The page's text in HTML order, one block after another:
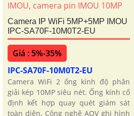
Camera IP WiFi 5MP+5MP IMOU
IPC-SA70F-10M0T2-EU
Giá : 5%-35%
IPC-SA70F-10M0T2-EU
Camera WiFi 2 ống kính độ phân
giải kép 10MP siêu nét. Ống kính cố
định kết hợp quay quét giám sát
toàn diện. Công nghệ AOV ghi hình